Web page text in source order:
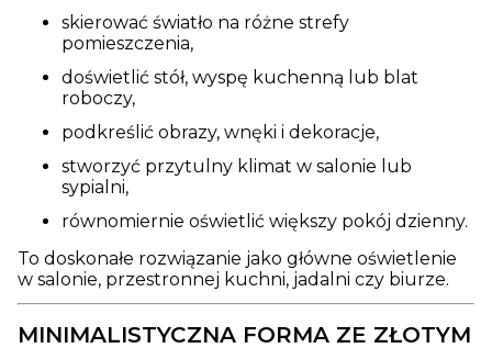
skierować światło na różne strefy
pomieszczenia,
doświetlić stół, wyspę kuchenną lub blat
roboczy,
podkreślić obrazy, wnęki i dekoracje,
stworzyć przytulny klimat w salonie lub
sypialni,
równomiernie oświetlić większy pokój dzienny.
To doskonałe rozwiązanie jako główne oświetlenie
w salonie, przestronnej kuchni, jadalni czy biurze.
MINIMALISTYCZNA FORMA ZE ZŁOTYM